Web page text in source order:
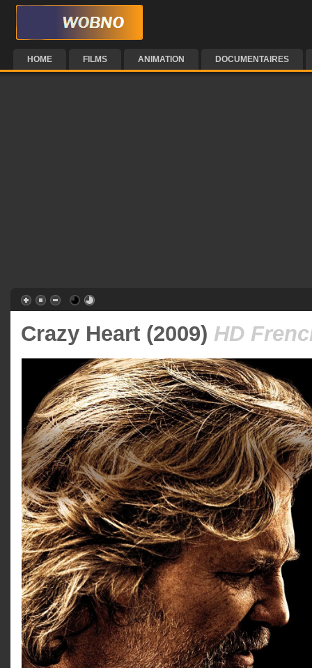
HOME FILMS ANIMATION DOCUMENTAIRES
Crazy Heart (2009) HD